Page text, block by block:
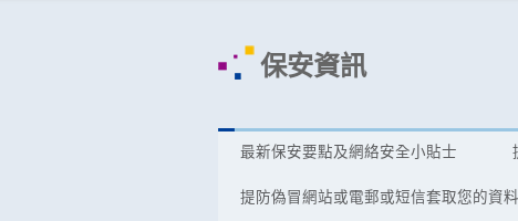
保安資訊
最新保安要點及網絡安全小貼士
提防偽冒網站或電郵或短信套取您的資料